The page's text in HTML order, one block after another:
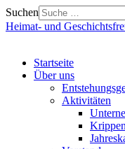
Suchen
Heimat- und
Startseite
Über uns
Aktivitäten